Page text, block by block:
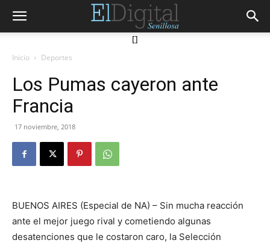
[]
Inicio Deportes
Los Pumas cayeron ante
Francia
17 noviembre, 2018
BUENOS AIRES (Especial de NA) – Sin mucha reacción
ante el mejor juego rival y cometiendo algunas
desatenciones que le costaron caro, la Selección